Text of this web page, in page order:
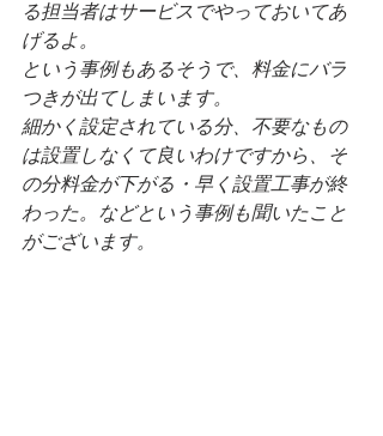
る担当者はサービスでやっておいてあ
げるよ。
という事例もあるそうで、料金にバラ
つきが出てしまいます。
細かく設定されている分、不要なもの
は設置しなくて良いわけですから、そ
の分料金が下がる・早く設置工事が終
わった。などという事例も聞いたこと
がございます。